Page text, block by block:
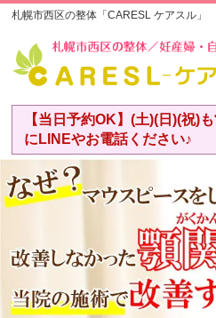
札幌市西区の整体「CARESL ケアスル」
【当日予約OK】(土)(日)(祝)
にLINEやお電話ください♪